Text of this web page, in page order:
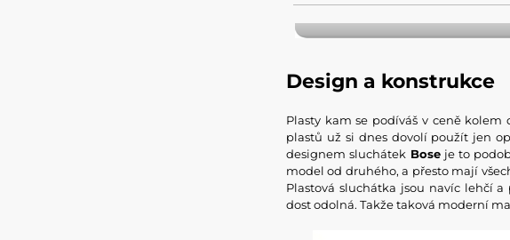
Design a konstrukce
Plasty kam se podíváš v ceně
plastů už si dnes dovolí použít jen
designem sluchátek Boseje to
model od druhého, a přesto mají
Plastová sluchátka jsou navíc lehčí
dost odolná. Takže taková moderní